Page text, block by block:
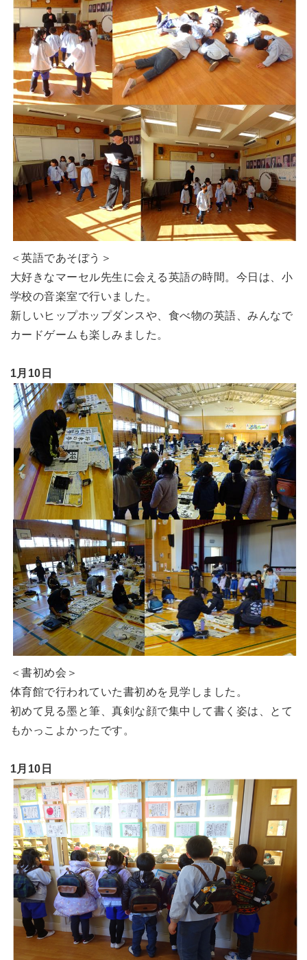
＜英語であそぼう＞
大好きなマーセル先生に会える英語の時間。今日は、小
学校の音楽室で行いました。
新しいヒップホップダンスや、食べ物の英語、みんなで
カードゲームも楽しみました。
1月10日
＜書初め会＞
体育館で行われていた書初めを見学しました。
初めて見る墨と筆、真剣な顔で集中して書く姿は、とて
もかっこよかったです。
1月10日